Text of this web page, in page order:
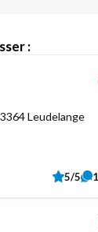
:
Leudelange
5/5